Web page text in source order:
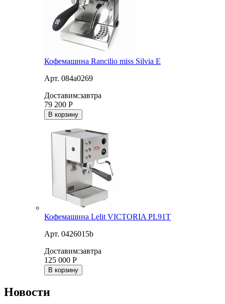
Кофемашина Rancilio miss Silvia E
Арт. 084a0269
Доставим:завтра
79 200 Р
В корзину
Кофемашина Lelit VICTORIA PL91T
Арт. 0426015b
Доставим:завтра
125 000 Р
В корзину
Новости